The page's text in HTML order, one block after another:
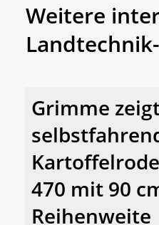
Weitere
Grimme
470 mit 90
Reihenweite